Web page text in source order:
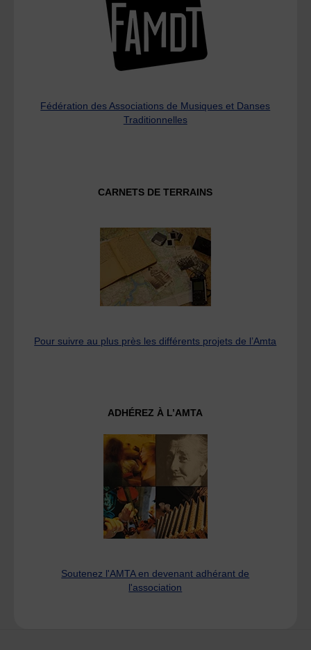
Fédération des Associations de Musiques et Danses
Traditionnelles
CARNETS DE TERRAINS
Pour suivre au plus près les différents projets de l’Amta
ADHÉREZ À L’AMTA
Soutenez l'AMTA en devenant adhérant de
l'association